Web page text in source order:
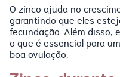
O zinco ajuda no
garantindo que eles
fecundação. Além disso,
o que é essencial para
boa ovulação.